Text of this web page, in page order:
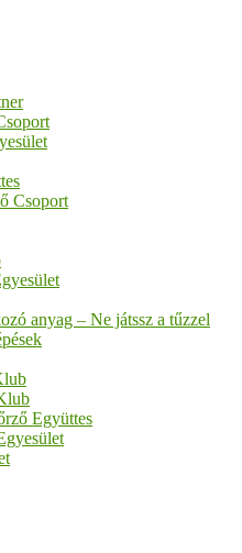
Csoport
anyag – Ne játssz a tűzzel
Együttes